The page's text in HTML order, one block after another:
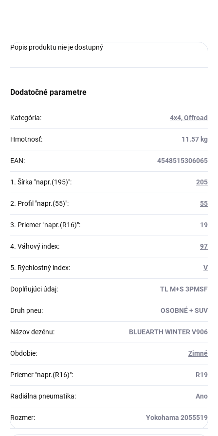
Popis produktu nie je dostupný
Dodatočné parametre
Kategória: 4x4, Offroad
Hmotnosť: 11.57 kg
EAN: 4548515306065
1. Šírka "napr.(195)": 205
2. Profil "napr.(55)": 55
3. Priemer "napr.(R16)": 19
4. Váhový index: 97
5. Rýchlostný index: V
Doplňujúci údaj: TL M+S 3PMSF
Druh pneu: OSOBNÉ + SUV
Názov dezénu: BLUEARTH WINTER V906
Obdobie: Zimné
Priemer "napr.(R16)": R19
Radiálna pneumatika: Ano
Rozmer: Yokohama 2055519